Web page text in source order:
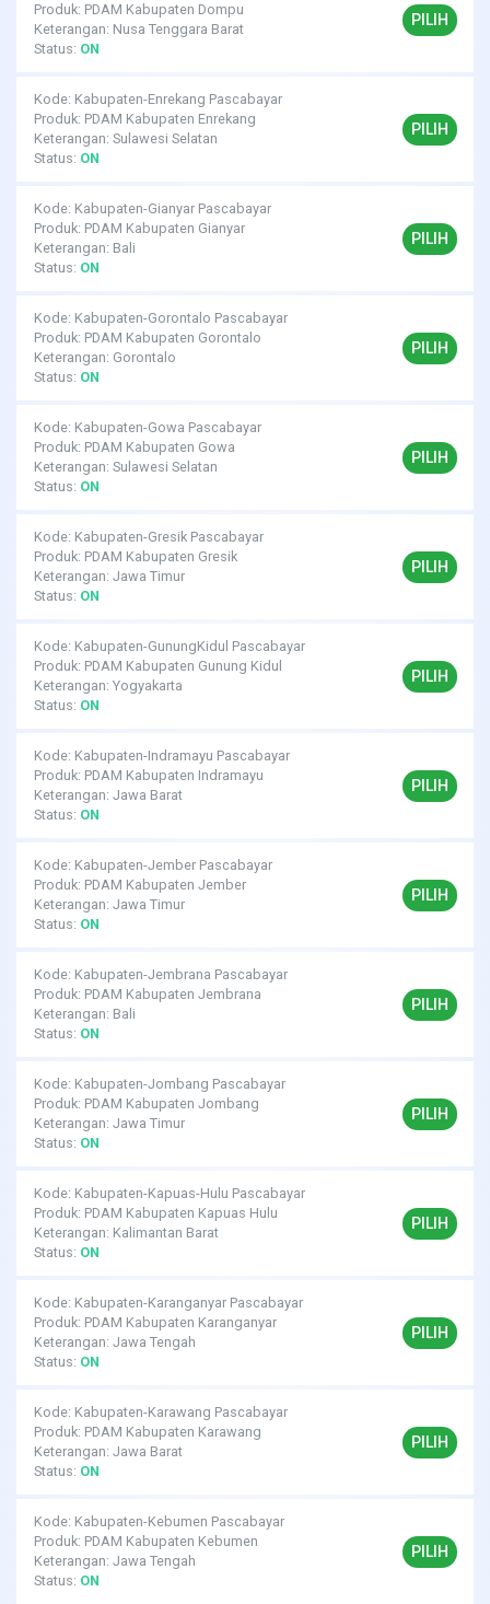
Produk: PDAM Kabupaten Dompu
Keterangan: Nusa Tenggara Barat
Status: ON
PILIH
Kode: Kabupaten-Enrekang Pascabayar
Produk: PDAM Kabupaten Enrekang
Keterangan: Sulawesi Selatan
Status: ON
PILIH
Kode: Kabupaten-Gianyar Pascabayar
Produk: PDAM Kabupaten Gianyar
Keterangan: Bali
Status: ON
PILIH
Kode: Kabupaten-Gorontalo Pascabayar
Produk: PDAM Kabupaten Gorontalo
Keterangan: Gorontalo
Status: ON
PILIH
Kode: Kabupaten-Gowa Pascabayar
Produk: PDAM Kabupaten Gowa
Keterangan: Sulawesi Selatan
Status: ON
PILIH
Kode: Kabupaten-Gresik Pascabayar
Produk: PDAM Kabupaten Gresik
Keterangan: Jawa Timur
Status: ON
PILIH
Kode: Kabupaten-GunungKidul Pascabayar
Produk: PDAM Kabupaten Gunung Kidul
Keterangan: Yogyakarta
Status: ON
PILIH
Kode: Kabupaten-Indramayu Pascabayar
Produk: PDAM Kabupaten Indramayu
Keterangan: Jawa Barat
Status: ON
PILIH
Kode: Kabupaten-Jember Pascabayar
Produk: PDAM Kabupaten Jember
Keterangan: Jawa Timur
Status: ON
PILIH
Kode: Kabupaten-Jembrana Pascabayar
Produk: PDAM Kabupaten Jembrana
Keterangan: Bali
Status: ON
PILIH
Kode: Kabupaten-Jombang Pascabayar
Produk: PDAM Kabupaten Jombang
Keterangan: Jawa Timur
Status: ON
PILIH
Kode: Kabupaten-Kapuas-Hulu Pascabayar
Produk: PDAM Kabupaten Kapuas Hulu
Keterangan: Kalimantan Barat
Status: ON
PILIH
Kode: Kabupaten-Karanganyar Pascabayar
Produk: PDAM Kabupaten Karanganyar
Keterangan: Jawa Tengah
Status: ON
PILIH
Kode: Kabupaten-Karawang Pascabayar
Produk: PDAM Kabupaten Karawang
Keterangan: Jawa Barat
Status: ON
PILIH
Kode: Kabupaten-Kebumen Pascabayar
Produk: PDAM Kabupaten Kebumen
Keterangan: Jawa Tengah
Status: ON
PILIH